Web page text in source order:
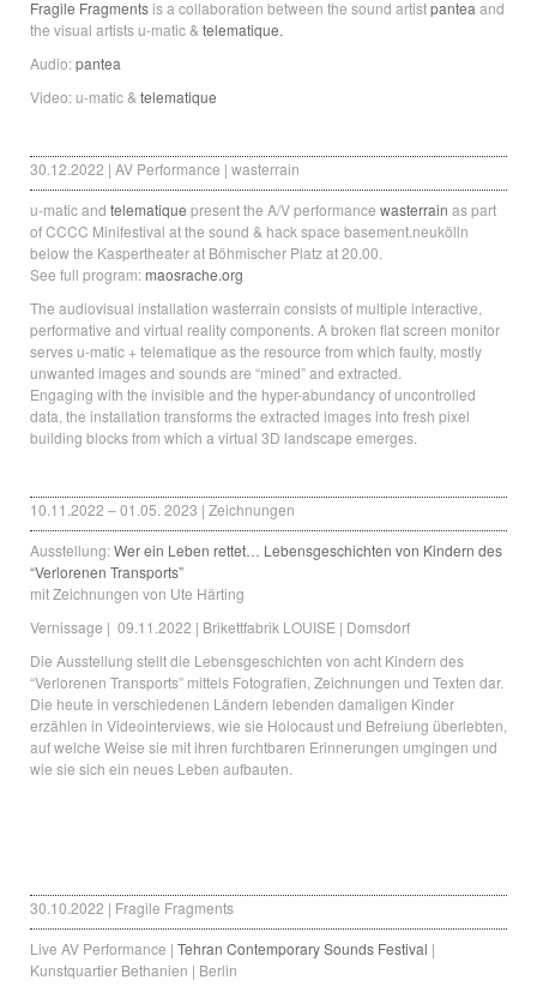
Fragile Fragmentsis a collaboration between the sound artistpantea and
the visual artists u-matic & telematique.
Audio:pantea
Video: u-matic & telematique
30.12.2022 | AV Performance | wasterrain
u-matic and telematique present the A/V performance wasterrain as part
of CCCC Minifestival at the sound & hack space basement.neukölln
below the Kaspertheater at Böhmischer Platz at 20.00.
See full program:maosrache.org
The audiovisual installation wasterrain consists of multiple interactive,
performative and virtual reality components. A broken flat screen monitor
serves u-matic + telematique as the resource from which faulty, mostly
unwanted images and sounds are “mined” and extracted.
Engaging with the invisible and the hyper-abundancy of uncontrolled
data, the installation transforms the extracted images into fresh pixel
building blocks from which a virtual 3D landscape emerges.
10.11.2022 – 01.05. 2023 | Zeichnungen
Ausstellung:Wer ein Leben rettet… Lebensgeschichten von Kindern des
“Verlorenen Transports”
mit Zeichnungen von Ute Härting
Vernissage | 09.11.2022 | Brikettfabrik LOUISE | Domsdorf
Die Ausstellung stellt die Lebensgeschichten von acht Kindern des
“Verlorenen Transports” mittels Fotografien, Zeichnungen und Texten dar.
Die heute in verschiedenen Ländern lebenden damaligen Kinder
erzählen in Videointerviews, wie sie Holocaust und Befreiung überlebten,
auf welche Weise sie mit ihren furchtbaren Erinnerungen umgingen und
wie sie sich ein neues Leben aufbauten.
30.10.2022 | Fragile Fragments
Live AV Performance | Tehran Contemporary Sounds Festival |
Kunstquartier Bethanien | Berlin